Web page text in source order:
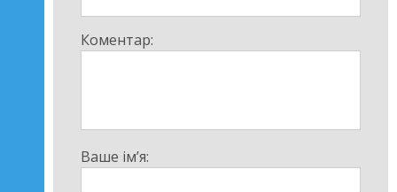
Коментар:
Ваше ім’я: